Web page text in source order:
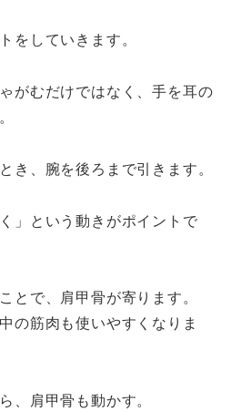
をしていきます。
がむだけではなく、手を耳の
き、腕を後ろまで引きます。
」という動きがポイントで
とで、肩甲骨が寄ります。
の筋肉も使いやすくなりま
、肩甲骨も動かす。